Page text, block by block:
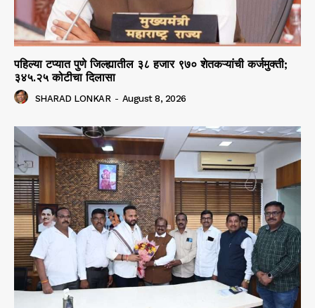
पहिल्या टप्यात पुणे जिल्ह्यातील ३८ हजार ९७० शेतकऱ्यांची कर्जमुक्ती;
३४५.२५ कोटीचा दिलासा
SHARAD LONKAR - August 8, 2026